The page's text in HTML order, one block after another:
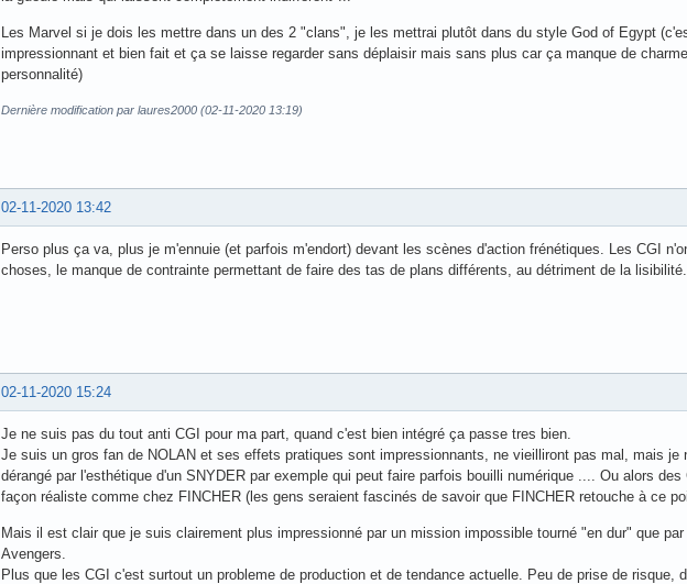
Les Marvel si je dois les mettre dans un des 2 "clans", je les mettrai plutôt dans du style God of Egypt
impressionnant et bien fait et ça se laisse regarder sans déplaisir mais sans plus car ça manque de
personnalité)
Dernière modification par laures2000 (02-11-2020 13:19)
02-11-2020 13:42
Perso plus ça va, plus je m'ennuie (et parfois m'endort) devant les scènes d'action frénétiques. Les CGI
choses, le manque de contrainte permettant de faire des tas de plans différents, au détriment de la lisibilité.
02-11-2020 15:24
Je ne suis pas du tout anti CGI pour ma part, quand c'est bien intégré ça passe tres bien.
Je suis un gros fan de NOLAN et ses effets pratiques sont impressionnants, ne vieilliront pas mal, mais je
dérangé par l'esthétique d'un SNYDER par exemple qui peut faire parfois bouilli numérique .... Ou alors des
façon réaliste comme chez FINCHER (les gens seraient fascinés de savoir que FINCHER retouche à ce
Mais il est clair que je suis clairement plus impressionné par un mission impossible tourné "en dur" que par
Avengers.
Plus que les CGI c'est surtout un probleme de production et de tendance actuelle. Peu de prise de risque,